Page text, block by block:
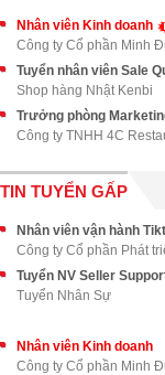
Nhân viên Kinh doanh
Công ty Cổ phần Minh
Tuyển nhân viên Sale
Shop hàng Nhật Kenbi
Trưởng phòng
Công ty TNHH 4C
TIN TUYỂN GẤP
Nhân viên vận hành
Công ty Cổ phần Phát
Tuyển Nhân Sự
Nhân viên Kinh doanh
Công ty Cổ phần Minh